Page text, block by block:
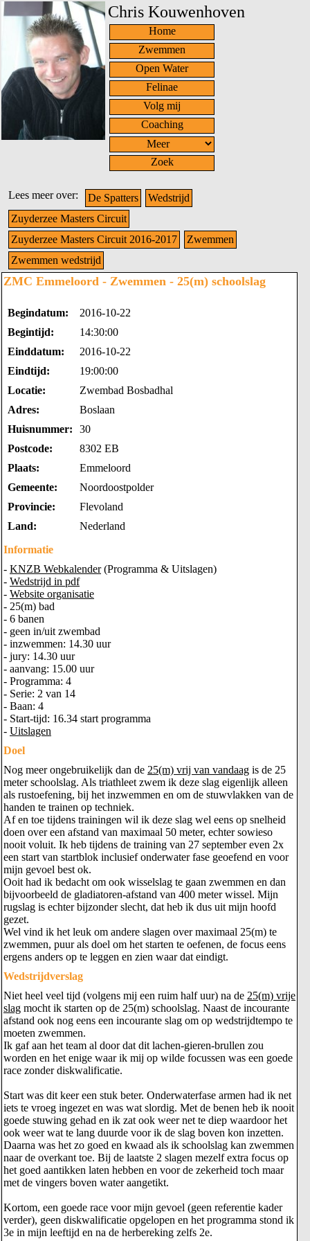
Chris Kouwenhoven
Home
Zwemmen
Open Water
Felinae
Volg mij
Coaching
Zoek
Lees meer over: De Spatters
Wedstrijd
Zuyderzee Masters Circuit
Zuyderzee Masters Circuit 2016-2017
Zwemmen
Zwemmen wedstrijd
ZMC Emmeloord - Zwemmen - 25(m) schoolslag
Begindatum:
2016-10-22
Begintijd:
14:30:00
Einddatum:
2016-10-22
Eindtijd:
19:00:00
Locatie:
Zwembad Bosbadhal
Adres:
Boslaan
Huisnummer:
30
Postcode:
8302 EB
Plaats:
Emmeloord
Gemeente:
Noordoostpolder
Provincie:
Flevoland
Land:
Nederland
Informatie
- KNZB Webkalender(Programma & Uitslagen)
- Wedstrijd in pdf
- Website organisatie
- 25(m) bad
- 6 banen
- geen in/uit zwembad
- inzwemmen: 14.30 uur
- jury: 14.30 uur
- aanvang: 15.00 uur
- Programma: 4
- Serie: 2 van 14
- Baan: 4
- Start-tijd: 16.34 start programma
- Uitslagen
Doel
Nog meer ongebruikelijk dan de 25(m) vrij van vandaag is de 25
meter schoolslag. Als triathleet zwem ik deze slag eigenlijk alleen
als rustoefening, bij het inzwemmen en om de stuwvlakken van de
handen te trainen op techniek.
Af en toe tijdens trainingen wil ik deze slag wel eens op snelheid
doen over een afstand van maximaal 50 meter, echter sowieso
nooit voluit. Ik heb tijdens de training van 27 september even 2x
een start van startblok inclusief onderwater fase geoefend en voor
mijn gevoel best ok.
Ooit had ik bedacht om ook wisselslag te gaan zwemmen en dan
bijvoorbeeld de gladiatoren-afstand van 400 meter wissel. Mijn
rugslag is echter bijzonder slecht, dat heb ik dus uit mijn hoofd
gezet.
Wel vind ik het leuk om andere slagen over maximaal 25(m) te
zwemmen, puur als doel om het starten te oefenen, de focus eens
ergens anders op te leggen en zien waar dat eindigt.
Wedstrijdverslag
Niet heel veel tijd (volgens mij een ruim half uur) na de 25(m) vrije
slag mocht ik starten op de 25(m) schoolslag. Naast de incourante
afstand ook nog eens een incourante slag om op wedstrijdtempo te
moeten zwemmen.
Ik gaf aan het team al door dat dit lachen-gieren-brullen zou
worden en het enige waar ik mij op wilde focussen was een goede
race zonder diskwalificatie.
Start was dit keer een stuk beter. Onderwaterfase armen had ik net
iets te vroeg ingezet en was wat slordig. Met de benen heb ik nooit
goede stuwing gehad en ik zat ook weer net te diep waardoor het
ook weer wat te lang duurde voor ik de slag boven kon inzetten.
Daarna was het zo goed en kwaad als ik schoolslag kan zwemmen
naar de overkant toe. Bij de laatste 2 slagen mezelf extra focus op
het goed aantikken laten hebben en voor de zekerheid toch maar
met de vingers boven water aangetikt.
Kortom, een goede race voor mijn gevoel (geen referentie kader
verder), geen diskwalificatie opgelopen en het programma stond ik
3e in mijn leeftijd en na de herbereking zelfs 2e.